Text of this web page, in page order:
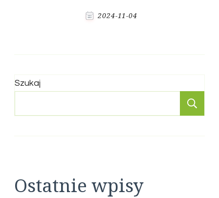
2024-11-04
Szukaj
Ostatnie wpisy